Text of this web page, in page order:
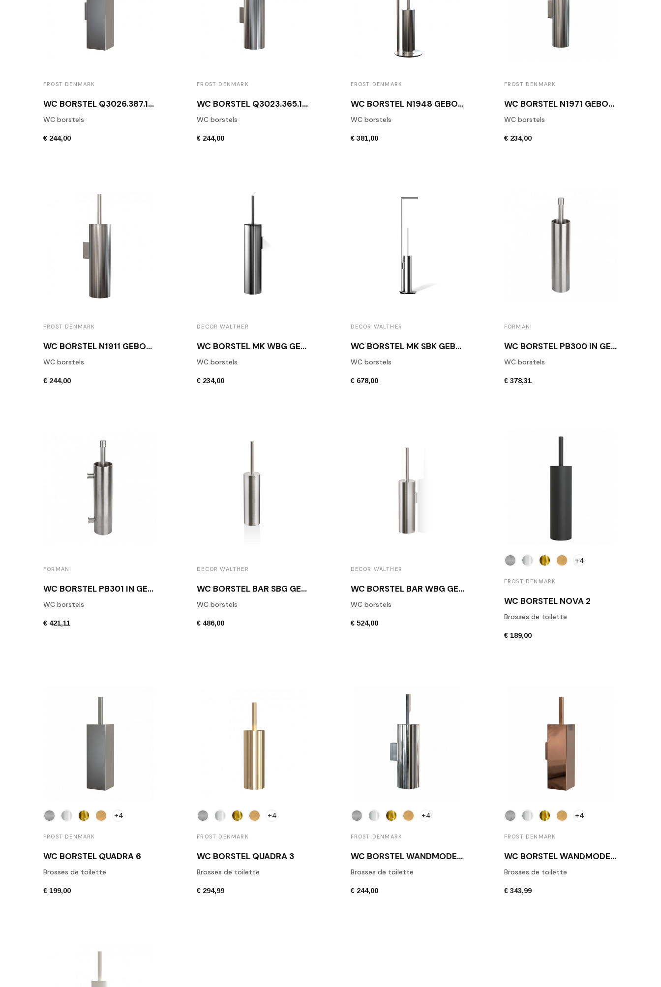
FROST DENMARK
WC BORSTEL Q3026.387.10 GEBORSTELD RVS
WC borstels
€ 244,00
FROST DENMARK
WC BORSTEL Q3023.365.10 GEBORSTELD RVS
WC borstels
€ 244,00
FROST DENMARK
WC BORSTEL N1948 GEBORSTELD RVS
WC borstels
€ 381,00
FROST DENMARK
WC BORSTEL N1971 GEBORSTELD RVS
WC borstels
€ 234,00
FROST DENMARK
WC BORSTEL N1911 GEBORSTELD RVS
WC borstels
€ 244,00
DECOR WALTHER
WC BORSTEL MK WBG GEBORSTELD RVS
WC borstels
€ 234,00
DECOR WALTHER
WC BORSTEL MK SBK GEBORSTELD RVS
WC borstels
€ 678,00
FORMANI
WC BORSTEL PB300 IN GEBORSTELD RVS
WC borstels
€ 378,31
FORMANI
WC BORSTEL PB301 IN GEBORSTELD RVS
WC borstels
€ 421,11
DECOR WALTHER
WC BORSTEL BAR SBG GEBORSTELD RVS
WC borstels
€ 486,00
DECOR WALTHER
WC BORSTEL BAR WBG GEBORSTELDE RVS
WC borstels
€ 524,00
+4
FROST DENMARK
WC BORSTEL NOVA 2
Brosses de toilette
€ 189,00
+4
FROST DENMARK
WC BORSTEL QUADRA 6
Brosses de toilette
€ 199,00
+4
FROST DENMARK
WC BORSTEL QUADRA 3
Brosses de toilette
€ 294,99
+4
FROST DENMARK
WC BORSTEL WANDMODEL QUADRA 4
Brosses de toilette
€ 244,00
+4
FROST DENMARK
WC BORSTEL WANDMODEL QUADRA 7
Brosses de toilette
€ 343,99